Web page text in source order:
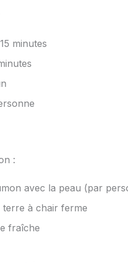
minutes
:
avec la peau (par
terre à chair ferme
fraîche